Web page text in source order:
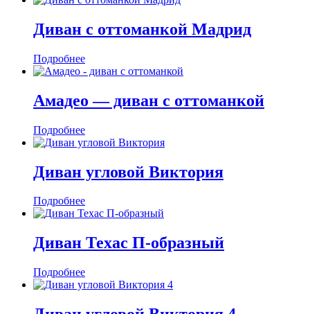
Диван с оттоманкой Мадрид
Подробнее
Амадео — диван с оттоманкой
Подробнее
Диван угловой Виктория
Подробнее
Диван Техас П-образный
Подробнее